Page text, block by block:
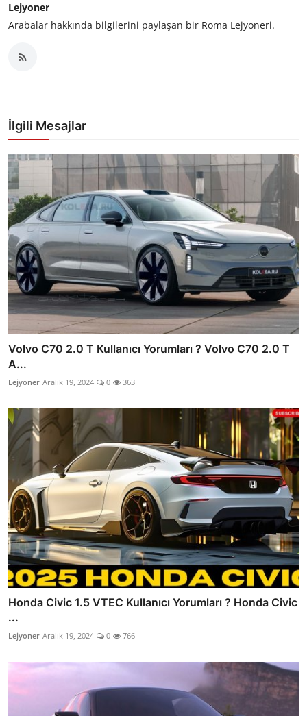
Lejyoner
Arabalar hakkında bilgilerini paylaşan bir Roma Lejyoneri.
İlgili Mesajlar
Volvo C70 2.0 T Kullanıcı Yorumları ? Volvo C70 2.0 T
A...
Lejyoner Aralık 19, 2024 0 363
Honda Civic 1.5 VTEC Kullanıcı Yorumları ? Honda Civic
...
Lejyoner Aralık 19, 2024 0 766